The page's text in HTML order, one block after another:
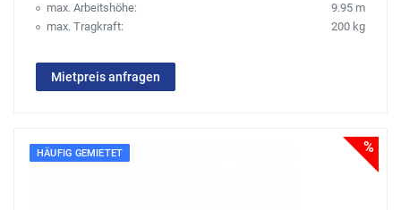
max. Arbeitshöhe:
9.95 m
max. Tragkraft:
200 kg
Mietpreis anfragen
HÄUFIG GEMIETET %